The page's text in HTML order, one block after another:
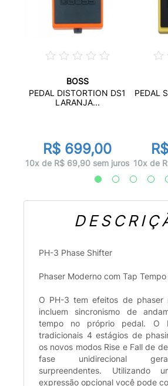
BOSS
PEDAL DISTORTION DS1
LARANJA...
R$ 699,00
10x de R$ 69,90 sem juros
PEDAL
10x de
PH-3 Phase Shifter
Phaser Moderno com Tap Tempo
O PH-3 tem efeitos de phaser
incluem sincronismo de
tempo no próprio pedal. O
tradicionais 4 estágios de
os novos modos Rise e Fall de
fase unidirecional
surpreendentes. Utilizando
expressão opcional você pode